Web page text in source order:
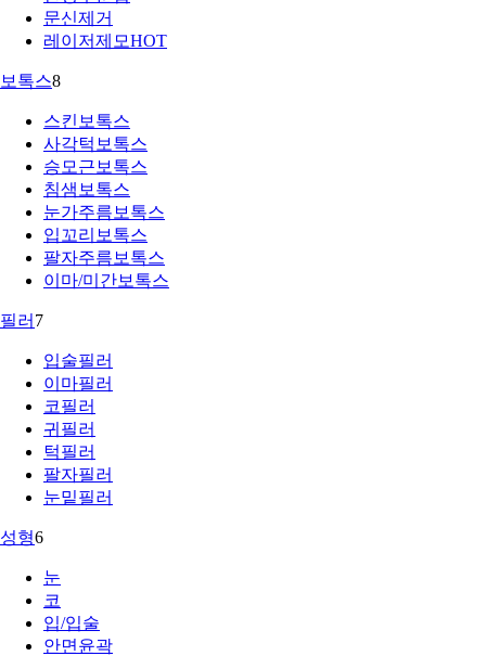
문신제거
레이저제모HOT
보톡스8
스킨보톡스
사각턱보톡스
승모근보톡스
침샘보톡스
눈가주름보톡스
입꼬리보톡스
팔자주름보톡스
이마/미간보톡스
필러 7
입술필러
이마필러
코필러
귀필러
턱필러
팔자필러
눈밑필러
성형6
눈
코
입/입술
안면윤곽